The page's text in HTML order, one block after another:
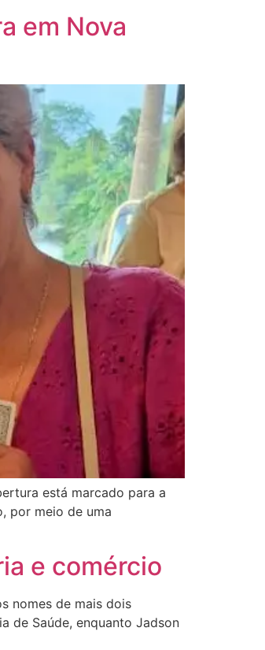
em Nova
está marcado para a
por meio de uma
e comércio
nomes de mais dois
de Saúde, enquanto Jadson